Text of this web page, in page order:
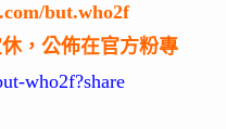
but.who2f
，公佈在官方粉專
who2f?share